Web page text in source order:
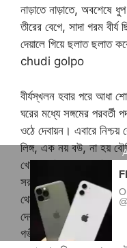
নাড়াতে নাড়াতে, অবশেষে
তীরের বেগে, সাদা গরম বীর্য
দেয়ালে গিয়ে ছলাত ছলাত
chudi golpo
বীর্যস্খলন হবার পরে আধা
ঘরের মধ্যে সঙ্গমের পরবর্তী
ওঠে দেবায়ন। এবারে
লিঙ্গ, এক নয় বউ, না হয়
খেয়াল নেই, খেয়াল নেই যে
সরাসরি প্রসারন দেখছে।
থেকে খাওয়ার ঘর পরিষ্কার
দেবায়নকে ওই তিনজনে
গভীর চুম্বন এঁকে বলে, সূর্য